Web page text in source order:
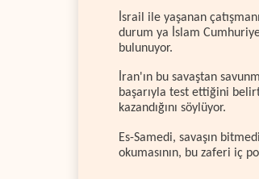
İsrail ile yaşanan
durum ya İslam
bulunuyor.
İran'ın bu savaştan
başarıyla test ettiğini
kazandığını söylüyor.
Es-Samedi, savaşın
okumasının, bu zaferi iç